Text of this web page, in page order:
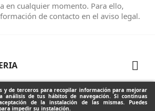
y de terceros para recopilar información para mejorar
análisis de tus hábitos de navegación. Si continuas
de la instalación de las mismas. Puedes
impedir su instalación.
en cualquier momento. Para ello,
de contacto en el aviso legal.

